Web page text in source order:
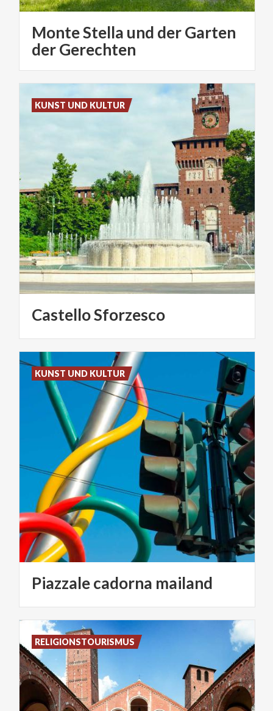
Monte Stella und der Garten
der Gerechten
CastelloSforzesco
KUNST UND KULTUR
Piazzalecadorna mailand
KUNST UND KULTUR
RELIGIONSTOURISMUS